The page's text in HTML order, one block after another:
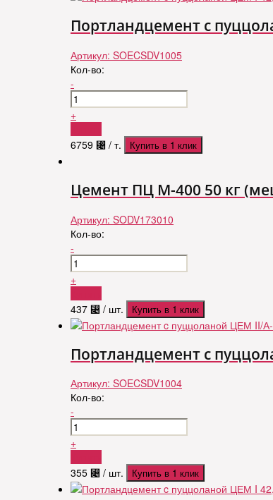
Портландцемент c
Артикул: SOECSDV1005
Кол-во:
-
+
6759 ⃄ / т. Купить в 1 клик
Цемент ПЦ М-400 50 кг
Артикул: SODV173010
Кол-во:
-
+
437 ⃄ / шт. Купить в 1 клик
Портландцемент c
Артикул: SOECSDV1004
Кол-во:
-
+
355 ⃄ / шт. Купить в 1 клик